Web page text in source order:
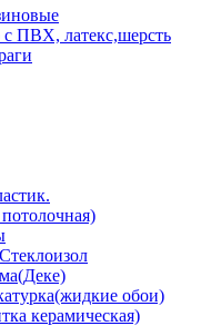
с ПВХ, латекс,шерсть
обои)
керамическая)